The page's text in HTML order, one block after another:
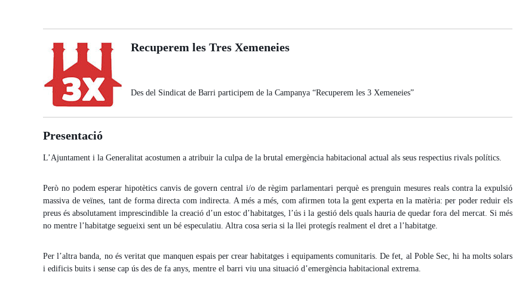
Recuperem les Tres Xemeneies
Des del Sindicat de Barri participem de la Campanya “Recuperem les 3 Xemeneies”
Presentació
L’Ajuntament i la Generalitat acostumen a atribuir la culpa de la brutal emergència habitacional actual als seus respectius rivals polítics.
Però no podem esperar hipotètics canvis de govern central i/o de règim parlamentari perquè es prenguin mesures reals contra la expulsió
massiva de veïnes, tant de forma directa com indirecta. A més a més, com afirmen tota la gent experta en la matèria: per poder reduir els
preus és absolutament imprescindible la creació d’un estoc d’habitatges, l’ús i la gestió dels quals hauria de quedar fora del mercat. Si més
no mentre l’habitatge segueixi sent un bé especulatiu. Altra cosa seria si la llei protegís realment el dret a l’habitatge.
Per l’altra banda, no és veritat que manquen espais per crear habitatges i equipaments comunitaris. De fet, al Poble Sec, hi ha molts solars
i edificis buits i sense cap ús des de fa anys, mentre el barri viu una situació d’emergència habitacional extrema.